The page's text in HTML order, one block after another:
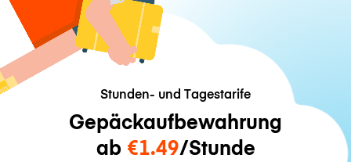
Stunden- und Tagestarife
Gepäckaufbewahrung
ab €1.49/Stunde